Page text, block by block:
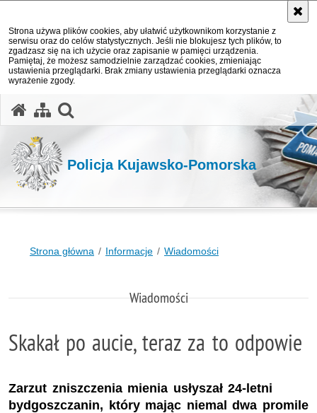
Strona używa plików cookies, aby ułatwić użytkownikom korzystanie z
serwisu oraz do celów statystycznych. Jeśli nie blokujesz tych plików, to
zgadzasz się na ich użycie oraz zapisanie w pamięci urządzenia.
Pamiętaj, że możesz samodzielnie zarządzać cookies, zmieniając
ustawienia przeglądarki. Brak zmiany ustawienia przeglądarki oznacza
wyrażenie zgody.
Policja Kujawsko-Pomorska
Strona główna Informacje Wiadomości
Wiadomości
Skakał po aucie, teraz za to odpowie
Zarzut zniszczenia mienia usłyszał 24-letni
bydgoszczanin, który mając niemal dwa promile